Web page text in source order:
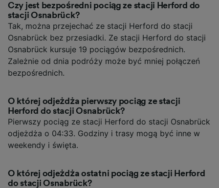
Czy jest bezpośredni pociąg ze stacji Herford do
stacji Osnabrück?
Tak, można przejechać ze stacji Herford do stacji
Osnabrück bez przesiadki. Ze stacji Herford do stacji
Osnabrück kursuje 19 pociągów bezpośrednich.
Zależnie od dnia podróży może być mniej połączeń
bezpośrednich.
O której odjeżdża pierwszy pociąg ze stacji
Herford do stacji Osnabrück?
Pierwszy pociąg ze stacji Herford do stacji Osnabrück
odjeżdża o 04:33. Godziny i trasy mogą być inne w
weekendy i święta.
O której odjeżdża ostatni pociąg ze stacji Herford
do stacji Osnabrück?